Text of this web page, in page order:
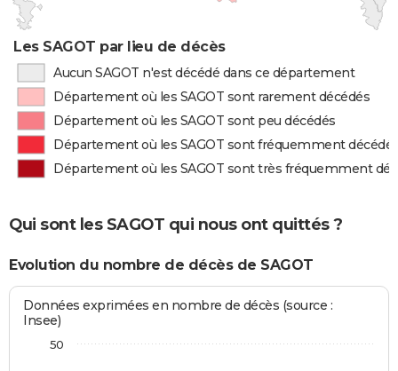
Les SAGOT par lieu de décès
Aucun SAGOT n'est décédé dans ce département
Département où les SAGOT sont rarement décédés
Département où les SAGOT sont peu décédés
Département où les SAGOT sont fréquemment
Département où les SAGOT sont très fréquemment
Qui sont les SAGOT qui nous ont quittés ?
Evolution du nombre de décès de SAGOT
Données exprimées en nombre de décès (source :
Insee)
50